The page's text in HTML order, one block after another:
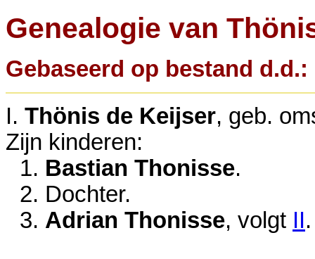
Genealogie van
Gebaseerd op bestand
I. Thönis de Keijser, geb.
Zijn kinderen:
1. Bastian Thonisse.
2. Dochter.
3. Adrian Thonisse, volgt II.